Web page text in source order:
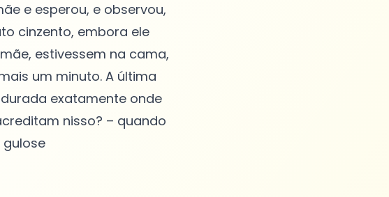
e esperou, e observou,
cinzento, embora ele
estivessem na cama,
um minuto. A última
exatamente onde
nisso? – quando